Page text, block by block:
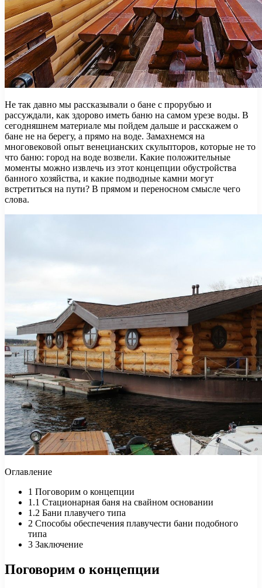
Не так давно мы рассказывали о бане с прорубью и
рассуждали, как здорово иметь баню на самом урезе воды. В
сегодняшнем материале мы пойдем дальше и расскажем о
бане не на берегу, а прямо на воде. Замахнемся на
многовековой опыт венецианских скульпторов, которые не то
что баню: город на воде возвели. Какие положительные
моменты можно извлечь из этот концепции обустройства
банного хозяйства, и какие подводные камни могут
встретиться на пути? В прямом и переносном смысле чего
слова.
Оглавление
1 Поговорим о концепции
1.1 Стационарная баня на свайном основании
1.2 Бани плавучего типа
2 Способы обеспечения плавучести бани подобного
типа
3 Заключение
Поговорим о концепции